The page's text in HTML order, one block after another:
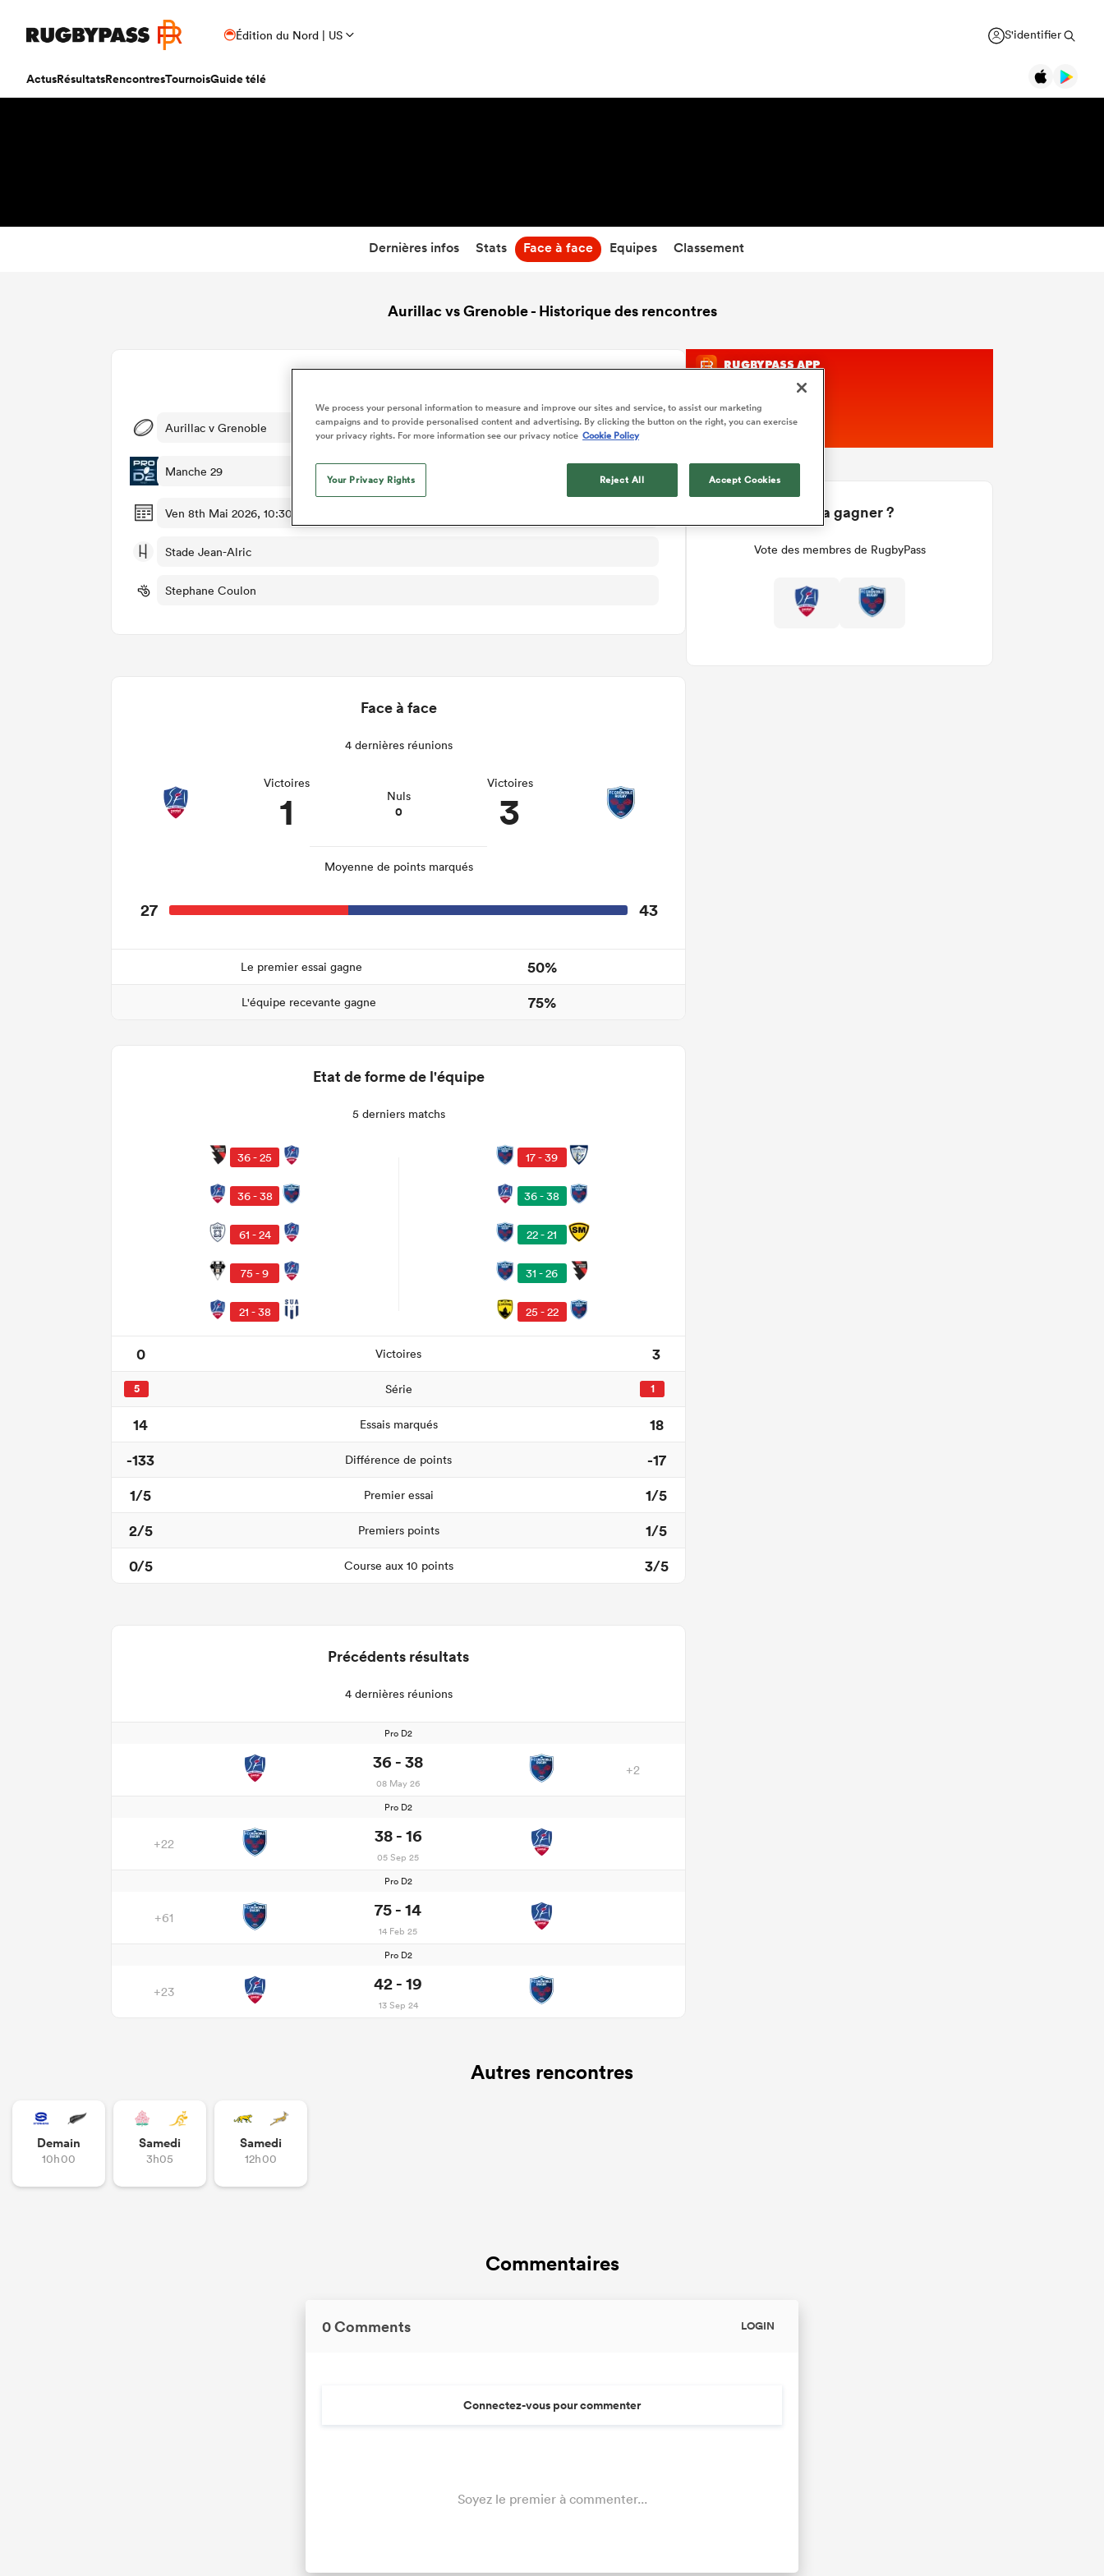
Édition du Nord | US S'identifier
ActusRésultatsRencontresTournoisGuide télé
Dernières infos Stats Face à face Equipes Classement
Aurillac vs Grenoble - Historique des rencontres
Qui va gagner ?
Vote des membres de RugbyPass
Aurillac v Grenoble
Manche 29
Ven 8th Mai 2026, 10:30am PDT
Stade Jean-Alric
Stephane Coulon
Face à face
4 dernières réunions
Victoires
1 Nuls
0
Victoires
3
Moyenne de points marqués
27 43
Le premier essai gagne 50%
L'équipe recevante gagne 75%
Etat de forme de l'équipe
5 derniers matchs
36 - 25
36 - 38
61 - 24
75 - 9
21 - 38
17 - 39
36 - 38
22 - 21
31 - 26
25 - 22
0 Victoires 3
5 Série 1
14 Essais marqués
18
-133
Différence de points
-17
1/5
Premier essai
1/5
2/5
Premiers points
1/5
0/5
Course aux 10 points 3/5
Précédents résultats
4 dernières réunions
Pro D2
36 - 38
08 May 26
+2
Pro D2
+22 38 - 16
05 Sep 25
Pro D2
+61 75 - 14
14 Feb 25
Pro D2
+23 42 - 19
13 Sep 24
Autres rencontres
Demain
10h00
Samedi
3h05
Samedi
12h00
Commentaires
0 Comments LOGIN
Connectez-vous pour commenter
Soyez le premier à commenter...
We process your personal information to measure and improve our sites and service, to assist our marketing
campaigns and to provide personalised content and advertising. By clicking the button on the right, you can exercise
your privacy rights. For more information see our privacy notice Cookie Policy
Your Privacy Rights Reject All Accept Cookies